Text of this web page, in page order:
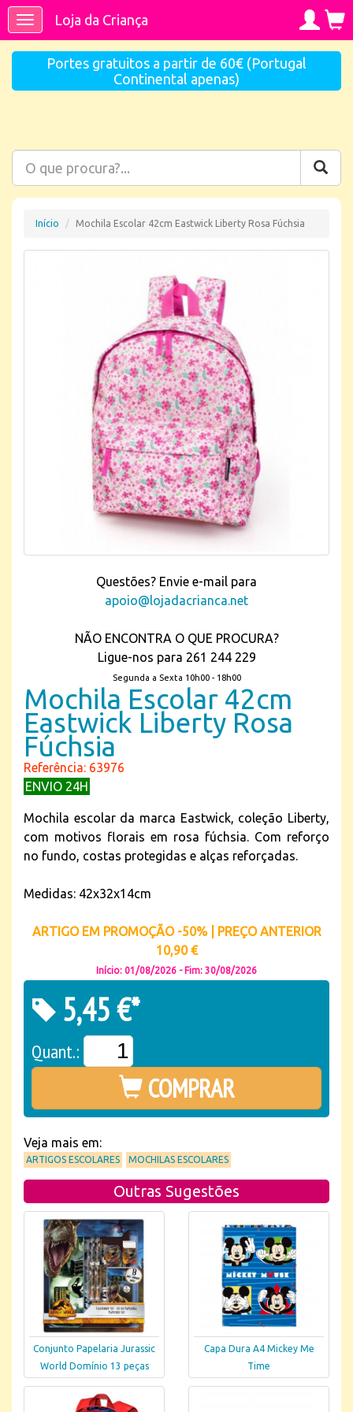
ToggleLoja da Criança
Portes gratuitos a partir de 60€ (Portugal
Continental apenas)
Início Mochila Escolar 42cm Eastwick Liberty Rosa Fúchsia
Questões? Envie e-mail para
apoio@lojadacrianca.net
NÃO ENCONTRA O QUE PROCURA?
Ligue-nos para 261 244 229
Segunda a Sexta 10h00 - 18h00
Mochila Escolar 42cm
Eastwick Liberty Rosa
Fúchsia
Referência: 63976
ENVIO 24H
Mochila escolar da marca Eastwick, coleção Liberty,
com motivos florais em rosa fúchsia. Com reforço
no fundo, costas protegidas e alças reforçadas.
Medidas: 42x32x14cm
ARTIGO EM PROMOÇÃO -50% | PREÇO ANTERIOR
10,90 €
Início: 01/08/2026 - Fim: 30/08/2026
5,45 €*
Quant.:
COMPRAR
Veja mais em:
ARTIGOS ESCOLARES MOCHILAS ESCOLARES
Outras Sugestões
Conjunto Papelaria Jurassic
World Domínio 13 peças
Capa Dura A4 Mickey Me
Time